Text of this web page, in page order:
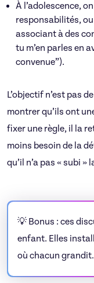
À l’adolescence,
responsabilités,
associant à des
tu m’en parles en
convenue”).
L’objectif n’est pas
montrer qu’ils ont
fixer une règle, il la
moins besoin de la
qu’il n’a pas « subi »
💡 Bonus : ces
enfant. Elles
où chacun